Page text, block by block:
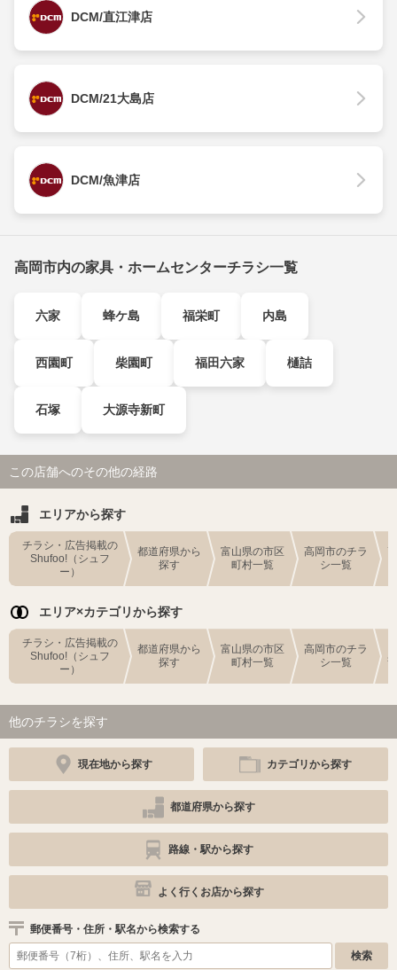
DCM/直江津店
DCM/21大島店
DCM/魚津店
高岡市内の家具・ホームセンターチラシ一覧
六家 蜂ケ島 福栄町 内島
西園町 柴園町 福田六家 樋詰
石塚 大源寺新町
この店舗へのその他の経路
エリアから探す
チラシ・広告掲載の
Shufoo!（シュフ
ー）
都道府県から
探す
富山県の市区
町村一覧
高岡市のチラ
シ一覧
エリア×カテゴリから探す
チラシ・広告掲載の
Shufoo!（シュフ
ー）
都道府県から
探す
富山県の市区
町村一覧
高岡市のチラ
シ一覧
他のチラシを探す
現在地から探す カテゴリから探す
都道府県から探す
路線・駅から探す
よく行くお店から探す
郵便番号・住所・駅名から検索する